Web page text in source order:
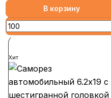
В корзину
Хит